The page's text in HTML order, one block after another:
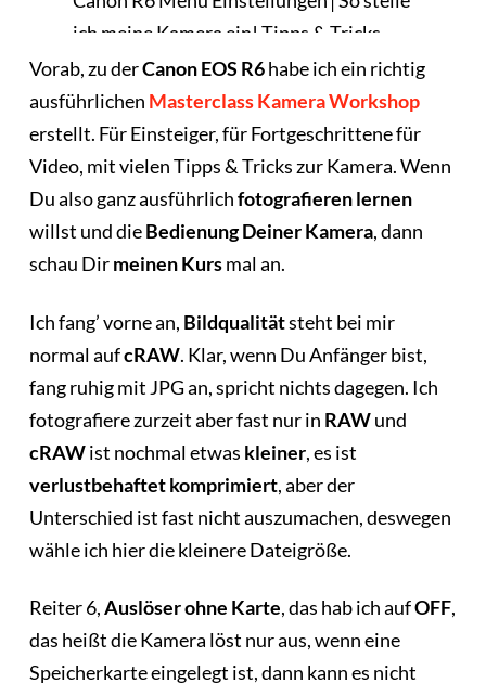
ich meine Kamera ein! Tipps & Tricks
zum Menü
Vorab, zu derCanon EOS R6habe ich ein richtig
ausführlichen Masterclass Kamera Workshop
erstellt. Für Einsteiger, für Fortgeschrittene für
Video, mit vielen Tipps & Tricks zur Kamera. Wenn
Du also ganz ausführlichfotografierenlernen
willst und dieBedienung Deiner Kamera, dann
schau Dirmeinen Kursmal an.
Ich fang’ vorne an, Bildqualitätsteht bei mir
normal aufcRAW. Klar, wenn Du Anfänger bist,
fang ruhig mit JPG an, spricht nichts dagegen. Ich
fotografiere zurzeit aber fast nur in RAWund
cRAWist nochmal etwas kleiner, es ist
verlustbehaftet komprimiert, aber der
Unterschied ist fast nicht auszumachen, deswegen
wähle ich hier die kleinere Dateigröße.
Reiter 6,Auslöser ohne Karte, das hab ich aufOFF,
das heißt die Kamera löst nur aus, wenn eine
Speicherkarte eingelegt ist, dann kann es nicht